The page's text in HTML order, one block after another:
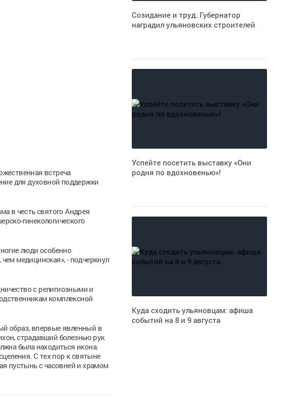
встреча
для духовной поддержки
в честь святого Андрея
гинекологического
люди особенно
медицинская», - подчеркнул
с религиозными и
комплексной
образ, впервые явленный в
страдавший болезнью рук
была находиться икона.
С тех пор к святыне
пустынь с часовней и храмом
Созидание и труд. Губернатор
наградил ульяновских строителей
Успейте посетить выставку «Они
родня по вдохновенью»!
Куда сходить ульяновцам: афиша
событий на 8 и 9 августа